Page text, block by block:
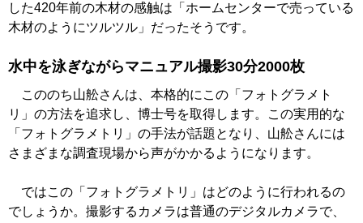
した420年前の木材の感触は「ホームセンターで売っている
木材のようにツルツル」だったそうです。
水中を泳ぎながらマニュアル撮影30分2000枚
こののち山舩さんは、本格的にこの「フォトグラメト
リ」の方法を追求し、博士号を取得します。この実用的な
「フォトグラメトリ」の手法が話題となり、山舩さんには
さまざまな調査現場から声がかかるようになります。
ではこの「フォトグラメトリ」はどのように行われるの
でしょうか。撮影するカメラは普通のデジタルカメラで、